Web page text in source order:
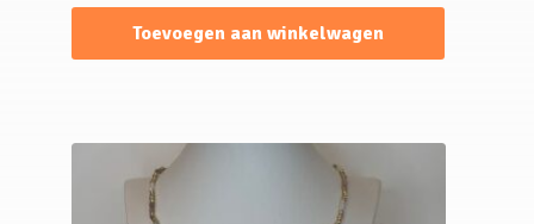
Toevoegen aan winkelwagen